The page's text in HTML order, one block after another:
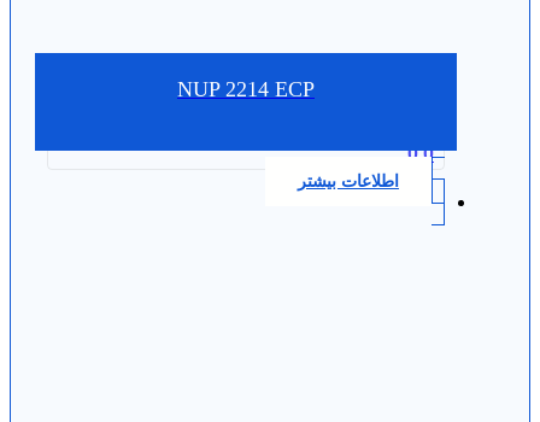
NUP 2214 ECP
0.0
اطلاعات بیشتر